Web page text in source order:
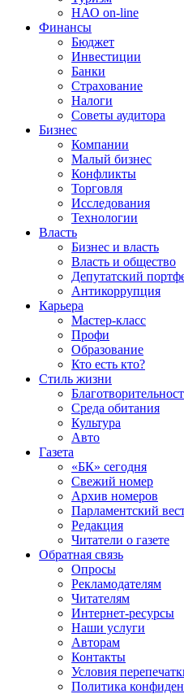
НАО on-line
Финансы
Бюджет
Инвестиции
Банки
Страхование
Налоги
Советы аудитора
Бизнес
Компании
Малый бизнес
Конфликты
Торговля
Исследования
Технологии
Власть
Бизнес и власть
Власть и общество
Депутатский
Антикоррупция
Карьера
Мастер-класс
Профи
Образование
Кто есть кто?
Стиль жизни
Среда обитания
Культура
Авто
Газета
«БК» сегодня
Свежий номер
Архив номеров
Парламентский
Редакция
Читатели о газете
Обратная связь
Опросы
Рекламодателям
Читателям
Интернет-ресурсы
Наши услуги
Авторам
Контакты
Условия
Политика